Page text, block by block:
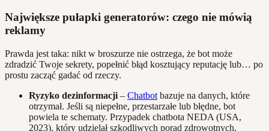
Największe pułapki generatorów: czego nie mówią
reklamy
Prawda jest taka: nikt w broszurze nie ostrzega, że bot może
zdradzić Twoje sekrety, popełnić błąd kosztujący reputację lub… po
prostu zacząć gadać od rzeczy.
Ryzyko dezinformacji – Chatbot bazuje na danych, które
otrzymał. Jeśli są niepełne, przestarzałe lub błędne, bot
powiela te schematy. Przypadek chatbota NEDA (USA,
2023), który udzielał szkodliwych porad zdrowotnych,